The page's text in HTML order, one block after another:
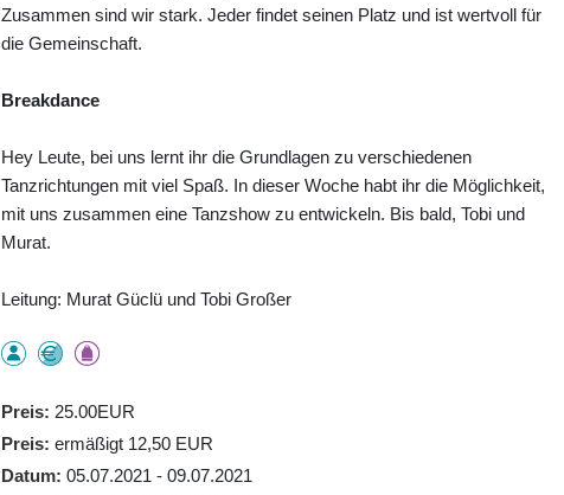
Zusammen sind wir stark. Jeder findet seinen Platz und ist wertvoll für
die Gemeinschaft.
Breakdance
Hey Leute, bei uns lernt ihr die Grundlagen zu verschiedenen
Tanzrichtungen mit viel Spaß. In dieser Woche habt ihr die Möglichkeit,
mit uns zusammen eine Tanzshow zu entwickeln. Bis bald, Tobi und
Murat.
Leitung: Murat Güclü und Tobi Großer
Preis
25.00EUR
Preis ermäßigt 12,50 EUR
Datum 05.07.2021 - 09.07.2021